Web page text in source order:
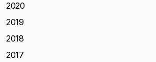
2020
2019
2018
2017